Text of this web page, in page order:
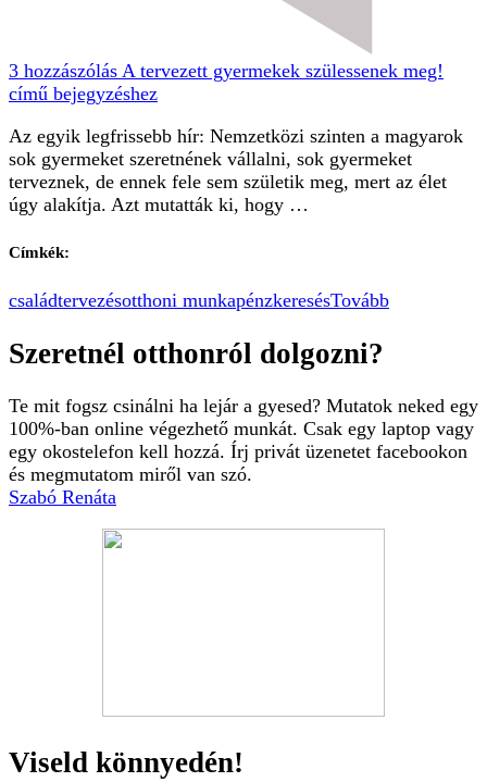
3 hozzászólás A tervezett gyermekek szülessenek meg!
című bejegyzéshez
Az egyik legfrissebb hír: Nemzetközi szinten a magyarok
sok gyermeket szeretnének vállalni, sok gyermeket
terveznek, de ennek fele sem születik meg, mert az élet
úgy alakítja. Azt mutatták ki, hogy …
Címkék:
családtervezésotthoni munkapénzkeresésTovább
Szeretnél otthonról dolgozni?
Te mit fogsz csinálni ha lejár a gyesed? Mutatok neked egy
100%-ban online végezhető munkát. Csak egy laptop vagy
egy okostelefon kell hozzá. Írj privát üzenetet facebookon
és megmutatom miről van szó.
Szabó Renáta
Viseld könnyedén!